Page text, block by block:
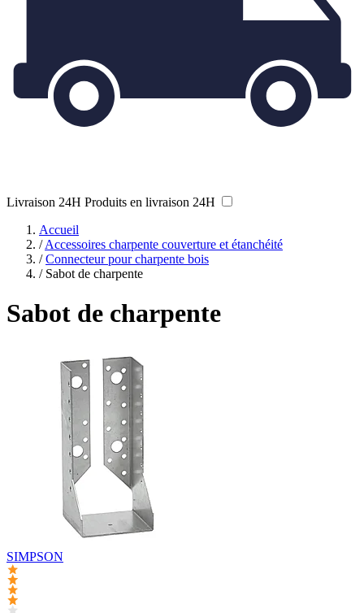
Livraison 24H Produits en livraison 24H
Accueil
/ Accessoires charpente couverture et étanchéité
/ Connecteur pour charpente bois
/ Sabot de charpente
Sabot de charpente
SIMPSON